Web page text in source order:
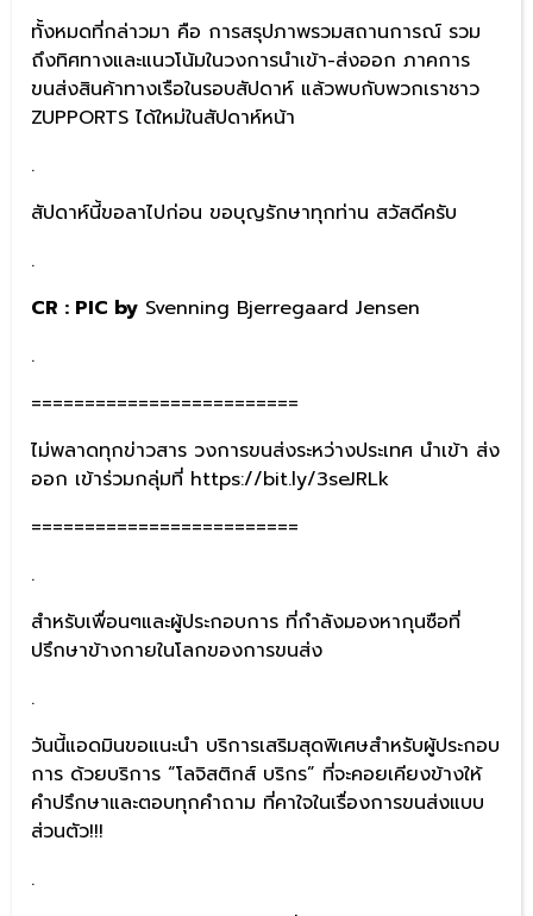
ทั้งหมดที่กล่าวมา คือ การสรุปภาพรวมสถานการณ์ รวม
ถึงทิศทางและแนวโน้มในวงการนำเข้า-ส่งออก ภาคการ
ขนส่งสินค้าทางเรือในรอบสัปดาห์ แล้วพบกับพวกเราชาว
ZUPPORTS ได้ใหม่ในสัปดาห์หน้า
.
สัปดาห์นี้ขอลาไปก่อน ขอบุญรักษาทุกท่าน สวัสดีครับ
.
CR : PIC by Svenning Bjerregaard Jensen
.
=========================
ไม่พลาดทุกข่าวสาร วงการขนส่งระหว่างประเทศ นำเข้า ส่ง
ออก เข้าร่วมกลุ่มที่ https://bit.ly/3seJRLk
=========================
.
สำหรับเพื่อนๆและผู้ประกอบการ ที่กำลังมองหากุนซือที่
ปรึกษาข้างกายในโลกของการขนส่ง
.
วันนี้แอดมินขอแนะนำ บริการเสริมสุดพิเศษสำหรับผู้ประกอบ
การ ด้วยบริการ “โลจิสติกส์ บริกร” ที่จะคอยเคียงข้างให้
คำปรึกษาและตอบทุกคำถาม ที่คาใจในเรื่องการขนส่งแบบ
ส่วนตัว!!!
.